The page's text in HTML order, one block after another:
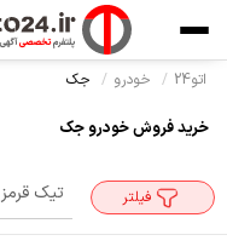
اتو24 خودرو جک
خرید فروش خودرو جک
فیلتر